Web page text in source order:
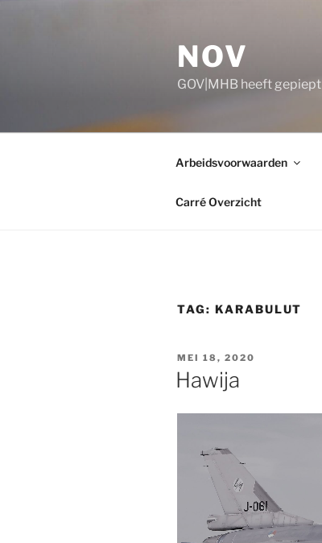
NOV
GOV|MHB heeft gepiept
Arbeidsvoorwaarden
Carré Overzicht
TAG: KARABULUT
GEPLAATST
OP
MEI 18, 2020
Hawija